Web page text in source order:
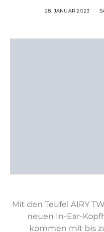
28. JANUAR 2023
Mit den Teufel AIRY
neuen In-Ear-
kommen mit bis